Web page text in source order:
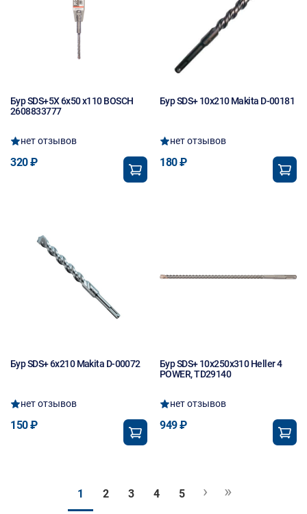
Бур SDS+5X 6х50 х110 BOSCH
2608833777
нет отзывов
320 ₽
Бур SDS+ 10х210 Makita D-00181
нет отзывов
180 ₽
Бур SDS+ 6х210 Makita D-00072
нет отзывов
150 ₽
Бур SDS+ 10х250х310 Heller 4
POWER, TD29140
нет отзывов
949 ₽
1 2 3 4 5 › »